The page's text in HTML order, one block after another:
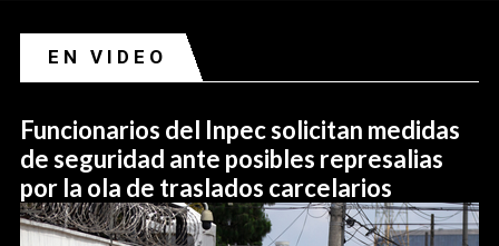
EN VIDEO
Funcionarios del Inpec solicitan medidas
de seguridad ante posibles represalias
por la ola de traslados carcelarios